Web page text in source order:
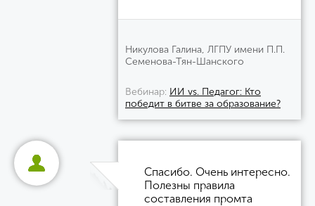
Никулова Галина, ЛГПУ имени П.П.
Семенова-Тян-Шанского
Вебинар ИИ vs. Педагог: Кто
победит в битве за образование?
Спасибо. Очень интересно.
Полезны правила
составления промта